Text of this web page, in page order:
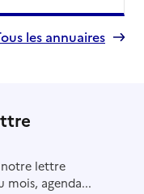
les annuaires
notre lettre
agenda...